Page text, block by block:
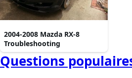
2004-2008 Mazda RX-8
Troubleshooting
Questions